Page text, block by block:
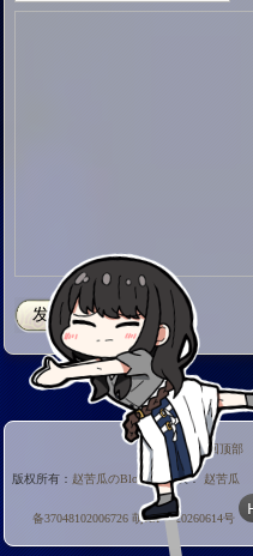
返回顶部
版权所有： 赵苦瓜のBlog~站长： 赵苦瓜
备37048102006726 萌ICP备20260614号